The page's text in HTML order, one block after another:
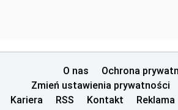
O nas
Ochrona
Zmień ustawienia prywatności
Kariera
RSS Kontakt Reklama